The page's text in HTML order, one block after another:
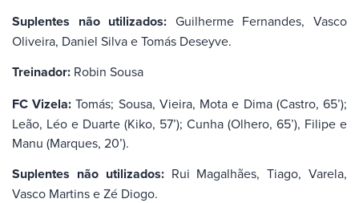
Suplentes não utilizados: Guilherme Fernandes, Vasco
Oliveira, Daniel Silva e Tomás Deseyve.
Treinador: Robin Sousa
FC Vizela: Tomás; Sousa, Vieira, Mota e Dima (Castro, 65’);
Leão, Léo e Duarte (Kiko, 57’); Cunha (Olhero, 65’), Filipe e
Manu (Marques, 20’).
Suplentes não utilizados:Rui Magalhães, Tiago, Varela,
Vasco Martins e Zé Diogo.